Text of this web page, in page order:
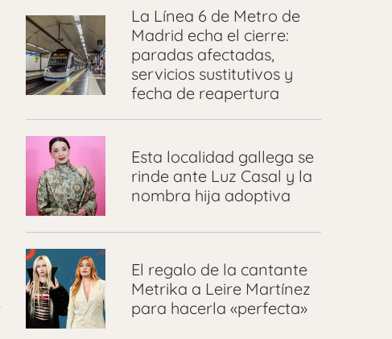
La Línea 6 de Metro de
Madrid echa el cierre:
paradas afectadas,
servicios sustitutivos y
fecha de reapertura
Esta localidad gallega se
rinde ante Luz Casal y la
nombra hija adoptiva
El regalo de la cantante
Metrika a Leire Martínez
para hacerla «perfecta»